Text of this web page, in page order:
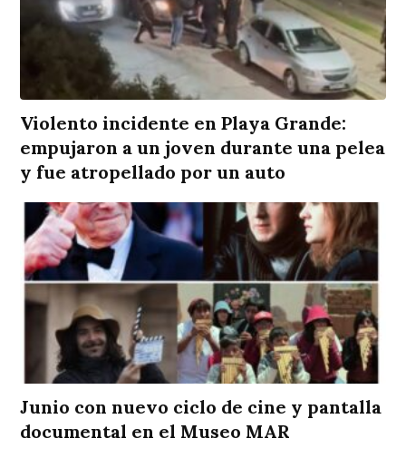
Violento incidente en Playa Grande:
empujaron a un joven durante una pelea
y fue atropellado por un auto
Junio con nuevo ciclo de cine y pantalla
documental en el Museo MAR